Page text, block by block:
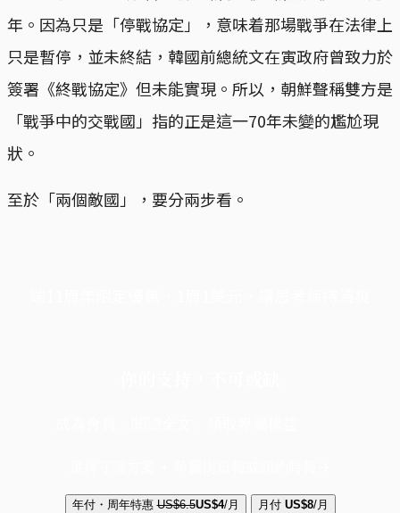
年。因為只是「停戰協定」，意味着那場戰爭在法律上
只是暫停，並未終結，韓國前總統文在寅政府曾致力於
簽署《終戰協定》但未能實現。所以，朝鮮聲稱雙方是
「戰爭中的交戰國」指的正是這一70年未變的尷尬現
狀。
至於「兩個敵國」，要分兩步看。
年付・周年特惠 US$6.5US$4/月 月付 US$8/月